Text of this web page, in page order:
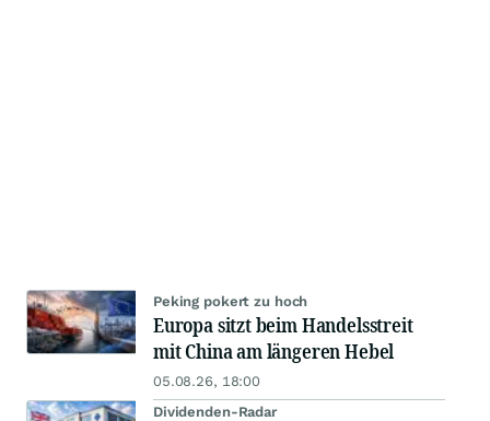
Peking pokert zu hoch
Europa sitzt beim Handelsstreit
mit China am längeren Hebel
05.08.26, 18:00
Dividenden-Radar